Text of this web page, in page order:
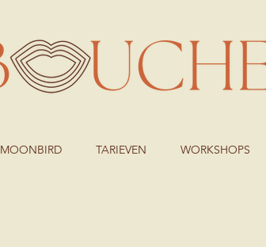
MOONBIRD TARIEVEN WORKSHOPS